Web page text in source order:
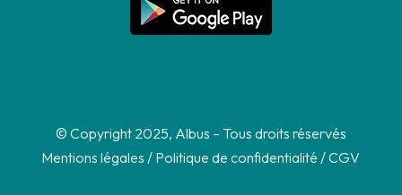
© Copyright 2025, Albus – Tous droits réservés
Mentions légales / Politique de confidentialité /CGV